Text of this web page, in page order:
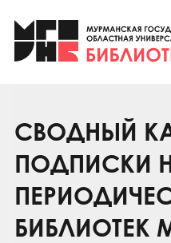
Клуб «Гиря и
Клуб
Коллегам
Контакты
СВОДНЫЙ
ПОДПИСКИ
БИБЛИОТЕК